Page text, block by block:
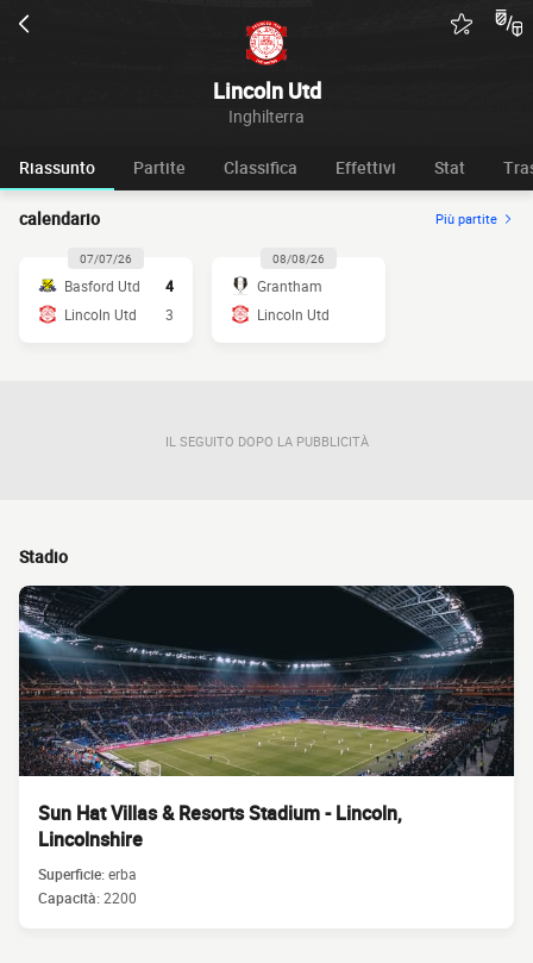
Lincoln Utd
Inghilterra
Riassunto Partite Classifica Effettivi Stat
calendario Più partite
07/07/26
Basford Utd
4
Lincoln Utd
3
08/08/26
Grantham
Lincoln Utd
IL SEGUITO DOPO LA PUBBLICITÀ
Stadio
Sun Hat Villas & Resorts Stadium - Lincoln,
Lincolnshire
Superficie:erba
Capacità:2200